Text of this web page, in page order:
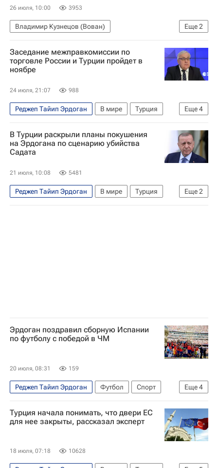
26 июля, 10:00 3953
Еще2
Владимир Кузнецов (Вован)
Алексей Столяров (Лексус)
Россия
Заседание межправкомиссии по
торговле России и Турции пройдет в
ноябре
24 июля, 21:07 988
Еще4
Реджеп Тайип Эрдоган В мире
Турция
Россия
Анкара (провинция)
Сергей Вершинин
Владимир Путин
В Турции раскрыли планы покушения
на Эрдогана по сценарию убийства
Садата
21 июля, 10:08 5481
Еще2
Реджеп Тайип Эрдоган В мире
Турция
Египет
Мармарис
Эрдоган поздравил сборную Испании
по футболу с победой в ЧМ
20 июля, 08:31 159
Еще4
Реджеп Тайип Эрдоган Футбол
Спорт
Испания
Турция
Аргентина
ЧМ по футболу 2026
Турция начала понимать, что двери ЕС
для нее закрыты, рассказал эксперт
18 июля, 07:18 10628